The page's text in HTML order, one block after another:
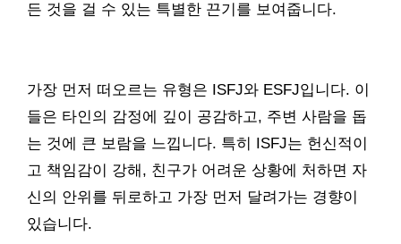
든 것을 걸 수 있는 특별한 끈기를 보여줍니다.
가장 먼저 떠오르는 유형은 ISFJ와 ESFJ입니다. 이
들은 타인의 감정에 깊이 공감하고, 주변 사람을 돕
는 것에 큰 보람을 느낍니다. 특히 ISFJ는 헌신적이
고 책임감이 강해, 친구가 어려운 상황에 처하면 자
신의 안위를 뒤로하고 가장 먼저 달려가는 경향이
있습니다.